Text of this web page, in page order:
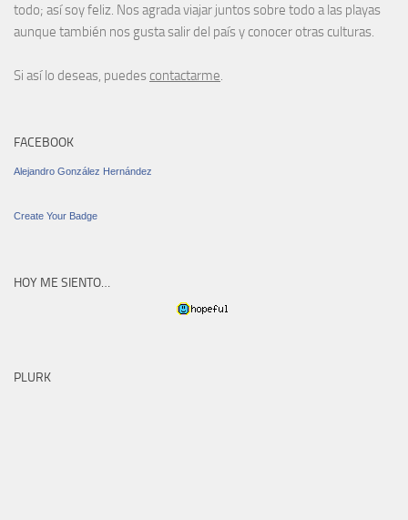
todo; así soy feliz. Nos agrada viajar juntos sobre todo a las playas
aunque también nos gusta salir del país y conocer otras culturas.
Si así lo deseas, puedes contactarme.
FACEBOOK
Alejandro González Hernández
Create Your Badge
HOY ME SIENTO…
PLURK